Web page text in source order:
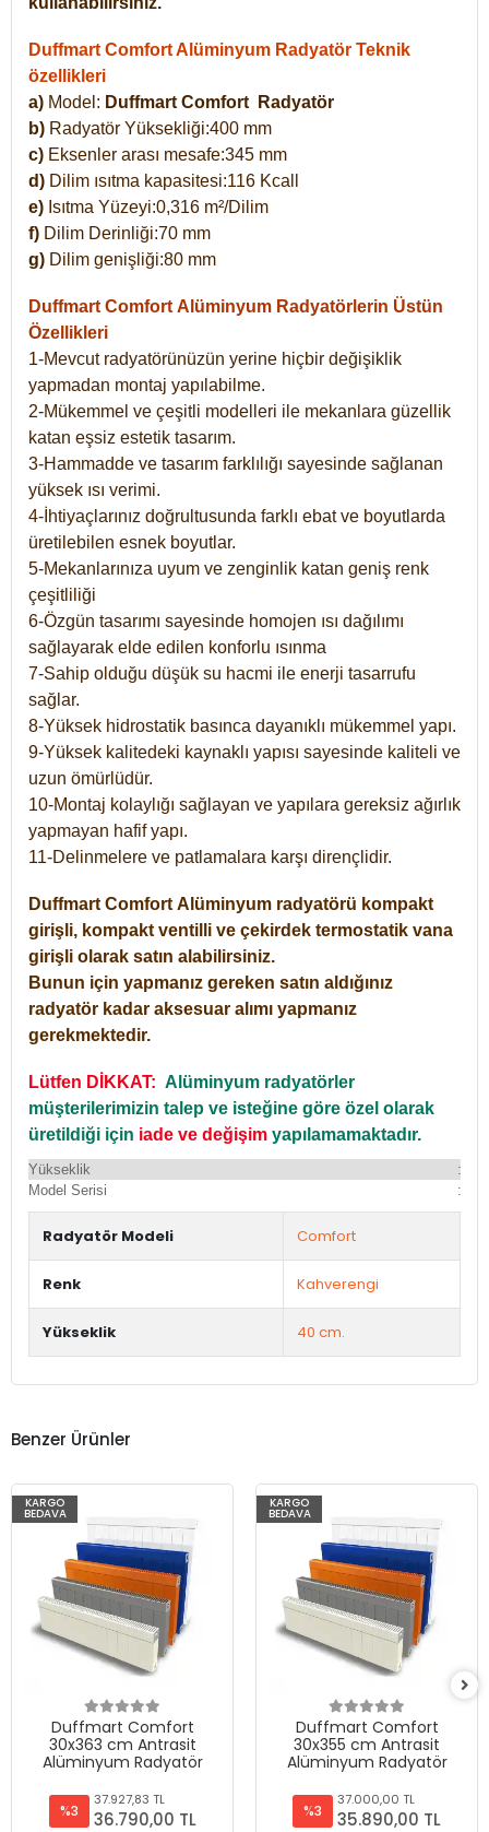
Duffmart Comfort Alüminyum Radyatör Teknik
özellikleri
a) Model: Duffmart Comfort
Radyatör
b) Radyatör Yüksekliği:400 mm
c) Eksenler arası mesafe:345 mm
d) Dilim ısıtma kapasitesi:116 Kcall
e) Isıtma Yüzeyi:0,316 m²/Dilim
f) Dilim Derinliği:70 mm
g) Dilim genişliği:80 mm
Duffmart Comfort Alüminyum Radyatörlerin Üstün
Özellikleri
1-Mevcut radyatörünüzün yerine hiçbir değişiklik
yapmadan montaj yapılabilme.
2-Mükemmel ve çeşitli modelleri ile mekanlara güzellik
katan eşsiz estetik tasarım.
3-Hammadde ve tasarım farklılığı sayesinde sağlanan
yüksek ısı verimi.
4-İhtiyaçlarınız doğrultusunda farklı ebat ve boyutlarda
üretilebilen esnek boyutlar.
5-Mekanlarınıza uyum ve zenginlik katan geniş renk
çeşitliliği
6-Özgün tasarımı sayesinde homojen ısı dağılımı
sağlayarak elde edilen konforlu ısınma
7-Sahip olduğu düşük su hacmi ile enerji tasarrufu
sağlar.
8-Yüksek hidrostatik basınca dayanıklı mükemmel yapı.
9-Yüksek kalitedeki kaynaklı yapısı sayesinde kaliteli ve
uzun ömürlüdür.
10-Montaj kolaylığı sağlayan ve yapılara gereksiz ağırlık
yapmayan hafif yapı.
11-Delinmelere ve patlamalara karşı dirençlidir.
Duffmart Comfort Alüminyum radyatörü kompakt
girişli, kompakt ventilli ve çekirdek termostatik vana
girişli olarak satın alabilirsiniz.
Bunun için yapmanız gereken satın aldığınız
radyatör kadar aksesuar alımı yapmanız
gerekmektedir.
Lütfen DİKKAT: Alüminyum radyatörler
müşterilerimizin talep ve isteğine göre özel olarak
üretildiği için iade ve değişim yapılamamaktadır.
Yükseklik :
Model Serisi
:
Radyatör Modeli Comfort
Renk Kahverengi
Yükseklik 40 cm.
Benzer Ürünler
KARGO
BEDAVA
Duffmart Comfort
30x363 cm Antrasit
Alüminyum Radyatör
%3
37.927,83 TL
36.790,00 TL
KARGO
BEDAVA
Duffmart Comfort
30x355 cm Antrasit
Alüminyum Radyatör
%3
37.000,00 TL
35.890,00 TL